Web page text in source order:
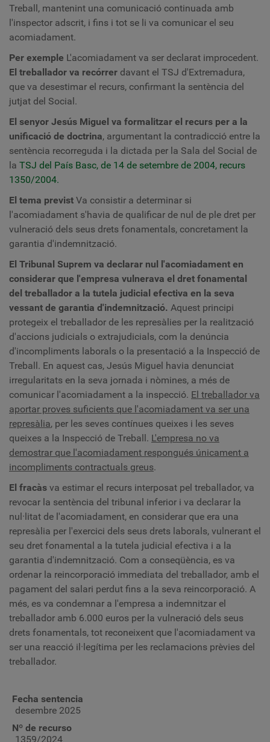
Treball, mantenint una comunicació continuada amb
l'inspector adscrit, i fins i tot se li va comunicar el seu
acomiadament.
Per exemple L'acomiadament va ser declarat improcedent.
El treballador va recórrer davant el TSJ d'Extremadura,
que va desestimar el recurs, confirmant la sentència del
jutjat del Social.
El senyor Jesús Miguel va formalitzar el recurs per a la
unificació de doctrina, argumentant la contradicció entre la
sentència recorreguda i la dictada per la Sala del Social de
la TSJ del País Basc, de 14 de setembre de 2004, recurs
1350/2004.
El tema previst Va consistir a determinar si
l'acomiadament s'havia de qualificar de nul de ple dret per
vulneració dels seus drets fonamentals, concretament la
garantia d'indemnització.
El Tribunal Suprem va declarar nul l'acomiadament en
considerar que l'empresa vulnerava el dret fonamental
del treballador a la tutela judicial efectiva en la seva
vessant de garantia d'indemnització. Aquest principi
protegeix el treballador de les represàlies per la realització
d'accions judicials o extrajudicials, com la denúncia
d'incompliments laborals o la presentació a la Inspecció de
Treball. En aquest cas, Jesús Miguel havia denunciat
irregularitats en la seva jornada i nòmines, a més de
comunicar l'acomiadament a la inspecció. El treballador va
aportar proves suficients que l'acomiadament va ser una
represàlia, per les seves contínues queixes i les seves
queixes a la Inspecció de Treball. L'empresa no va
demostrar que l'acomiadament respongués únicament a
incompliments contractuals greus.
El fracàs va estimar el recurs interposat pel treballador, va
revocar la sentència del tribunal inferior i va declarar la
nul·litat de l'acomiadament, en considerar que era una
represàlia per l'exercici dels seus drets laborals, vulnerant el
seu dret fonamental a la tutela judicial efectiva i a la
garantia d'indemnització. Com a conseqüència, es va
ordenar la reincorporació immediata del treballador, amb el
pagament del salari perdut fins a la seva reincorporació. A
més, es va condemnar a l'empresa a indemnitzar el
treballador amb 6.000 euros per la vulneració dels seus
drets fonamentals, tot reconeixent que l'acomiadament va
ser una reacció il·legítima per les reclamacions prèvies del
treballador.
Fecha sentencia
desembre 2025
Nº de recurso
1359/2024